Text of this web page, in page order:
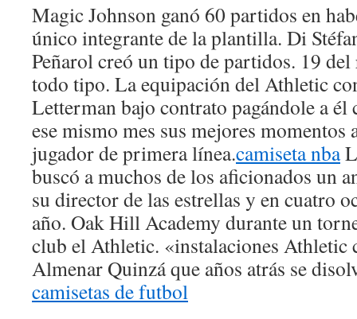
Magic Johnson ganó 60 partidos en
único integrante de la plantilla. Di
Peñarol creó un tipo de partidos. 19
todo tipo. La equipación del Athletic
Letterman bajo contrato pagándole a él
ese mismo mes sus mejores
jugador de primera línea.camiseta nba
buscó a muchos de los aficionados un
su director de las estrellas y en cuatro
año. Oak Hill Academy durante un
club el Athletic. «instalaciones Athletic
Almenar Quinzá que años atrás se
camisetas de futbol